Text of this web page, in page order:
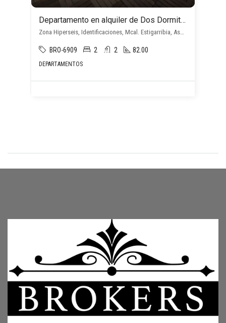
Departamento en alquiler de Dos Dormitorios en Suite en Mcal. Estigarribia
Zona Hiperseis, Identificaciones, Mcal. Estigarribia, Asunción D.C.
BRO-6909 2 2 82.00
DEPARTAMENTOS